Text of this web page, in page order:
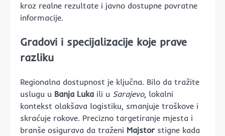
kroz realne rezultate i javno dostupne povratne
informacije.
Gradovi i specijalizacije koje prave
razliku
Regionalna dostupnost je ključna. Bilo da tražite
uslugu u Banja Luka ili u Sarajevo, lokalni
kontekst olakšava logistiku, smanjuje troškove i
skraćuje rokove. Precizno targetiranje mjesta i
branše osigurava da traženi Majstor stigne kada